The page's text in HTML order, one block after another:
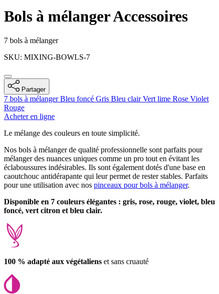
Bols à mélangerAccessoires
Informations sur le produit
7 bols à mélanger
SKU: MIXING-BOWLS-7
Partager
7 bols à mélangerBleu foncé Gris Bleu clairVert lime Rose Violet
Rouge
Acheter en ligne
Description
Le mélange des couleurs en toute simplicité.
Nos bols à mélanger de qualité professionnelle sont parfaits pour
mélanger des nuances uniques comme un pro tout en évitant les
éclaboussures indésirables. Ils sont également dotés d'une base en
caoutchouc antidérapante qui leur permet de rester stables. Parfaits
pour une utilisation avec nos pinceaux pour bols à mélanger.
Disponible en 7 couleurs élégantes : gris, rose, rouge, violet, bleu
foncé, vert citron et bleu clair.
100 % adapté aux végétaliens et sans cruauté